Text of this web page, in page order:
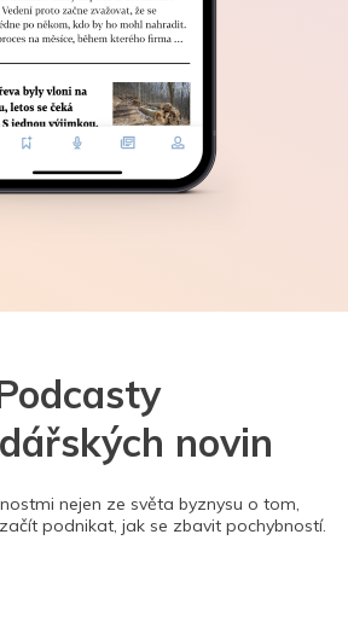
novin
nejen ze světa byznysu o tom,
podnikat, jak se zbavit pochybností.